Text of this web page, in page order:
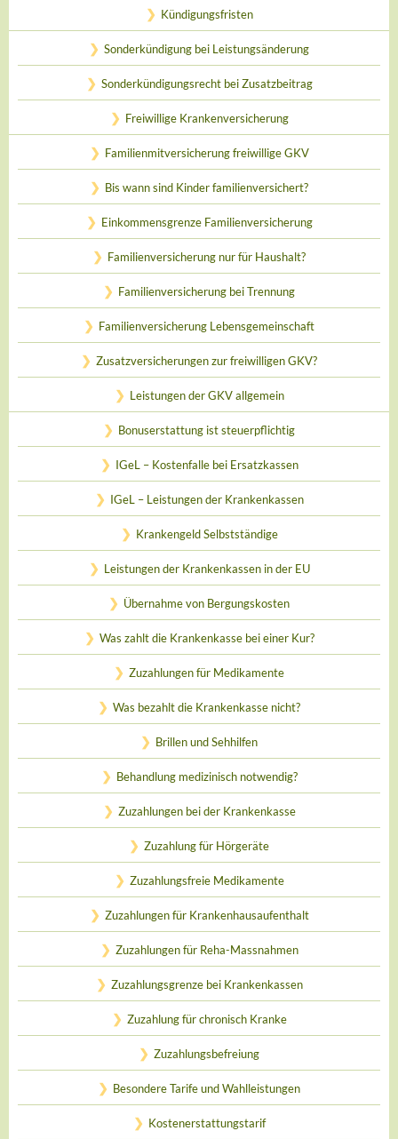
Kündigungsfristen
Sonderkündigung bei Leistungsänderung
Sonderkündigungsrecht bei Zusatzbeitrag
Freiwillige Krankenversicherung
Familienmitversicherung freiwillige GKV
Bis wann sind Kinder familienversichert?
Einkommensgrenze Familienversicherung
Familienversicherung nur für Haushalt?
Familienversicherung bei Trennung
Familienversicherung Lebensgemeinschaft
Zusatzversicherungen zur freiwilligen GKV?
Leistungen der GKV allgemein
Bonuserstattung ist steuerpflichtig
IGeL – Kostenfalle bei Ersatzkassen
IGeL – Leistungen der Krankenkassen
Krankengeld Selbstständige
Leistungen der Krankenkassen in der EU
Übernahme von Bergungskosten
Was zahlt die Krankenkasse bei einer Kur?
Zuzahlungen für Medikamente
Was bezahlt die Krankenkasse nicht?
Brillen und Sehhilfen
Behandlung medizinisch notwendig?
Zuzahlungen bei der Krankenkasse
Zuzahlung für Hörgeräte
Zuzahlungsfreie Medikamente
Zuzahlungen für Krankenhausaufenthalt
Zuzahlungen für Reha-Massnahmen
Zuzahlungsgrenze bei Krankenkassen
Zuzahlung für chronisch Kranke
Zuzahlungsbefreiung
Besondere Tarife und Wahlleistungen
Kostenerstattungstarif